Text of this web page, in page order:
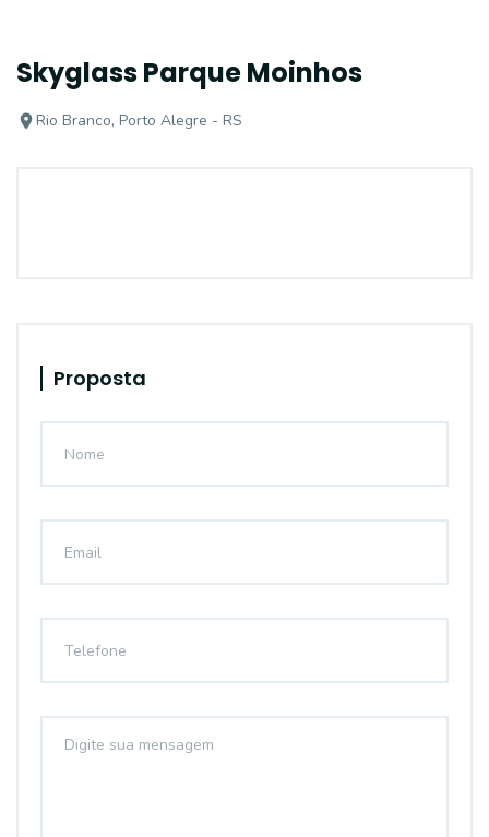
Skyglass Parque Moinhos
Rio Branco, Porto Alegre - RS
Proposta